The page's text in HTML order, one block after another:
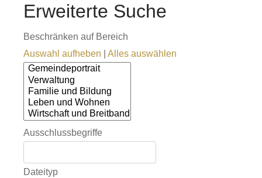
Erweiterte Suche
Beschränken auf Bereich
Auswahl aufheben
Alles auswählen
Ausschlussbegriffe
Dateityp